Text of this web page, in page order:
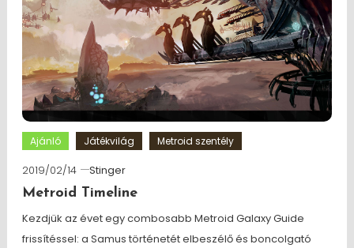
Ajánló Játékvilág Metroid szentély
2019/02/14
Stinger
Metroid Timeline
Kezdjük az évet egy combosabb Metroid Galaxy Guide
frissítéssel: a Samus történetét elbeszélő és boncolgató